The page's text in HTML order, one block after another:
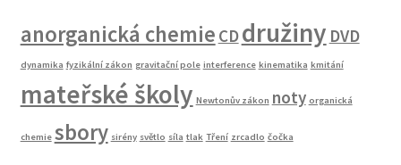
anorganická chemie CDdružiny DVD
dynamika fyzikální zákon gravitační pole interference kinematika kmitání
mateřské školy Newtonův zákon noty organická
chemie sbory sirény světlo síla tlak Tření zrcadlo čočka